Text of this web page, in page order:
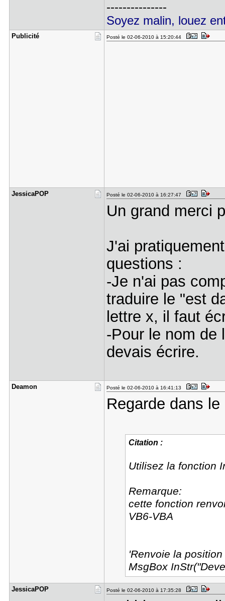
---------------
Soyez malin, louez
Publicité Posté le 02-06-2010 à 15:20:44
JessicaPOP Posté le 02-06-2010 à 16:27:47
Un grand merci
J'ai
questions :
-Je n'ai pas
traduire le "est
lettre x, il faut
-Pour le nom de
devais écrire.
Deamon Posté le 02-06-2010 à 16:41:13
Regarde dans
Citation :
Utilisez la fonction
Remarque:
cette fonction
VB6-VBA
'Renvoie la
MsgBox
JessicaPOP Posté le 02-06-2010 à 17:35:28